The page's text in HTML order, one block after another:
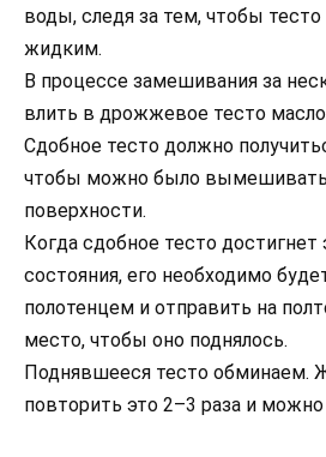
воды, следя за тем, чтобы
жидким.
В процессе замешивания за
влить в дрожжевое тесто
Сдобное тесто должно
чтобы можно было вымешивать
поверхности.
Когда сдобное тесто достигнет
состояния, его необходимо
полотенцем и отправить на
место, чтобы оно поднялось.
Поднявшееся тесто обминаем.
повторить это 2–3 раза и